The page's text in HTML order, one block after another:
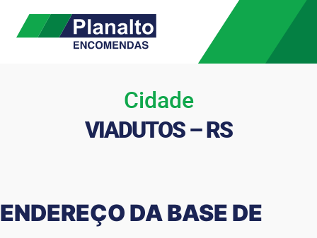
Cidade
VIADUTOS – RS
ENDEREÇO DA BASE DE